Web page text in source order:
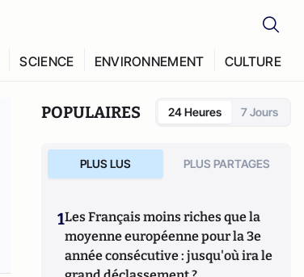
SCIENCE ENVIRONNEMENT CULTURE
POPULAIRES 24 Heures 7 Jours
PLUS LUS PLUS PARTAGES
1Les Français moins riches que la
moyenne européenne pour la 3e
année consécutive : jusqu'où ira le